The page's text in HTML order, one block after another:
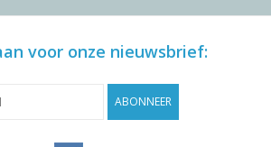
voor onze nieuwsbrief:
ABONNEER